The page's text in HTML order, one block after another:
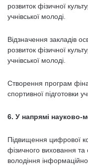
розвиток фізичної
учнівської молоді.
Відзначення закладів
розвиток фізичної
учнівської молоді.
Створення програм
спортивної підготовки
6. У напрямі науково-
Підвищення цифрової
фізичного виховання та
володіння